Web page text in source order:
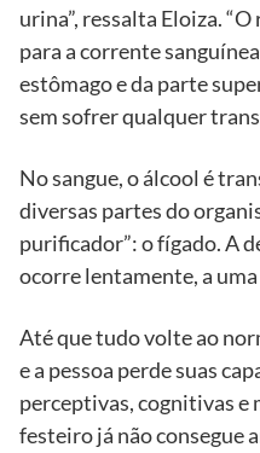
urina”, ressalta Eloiza.
para a corrente
estômago e da parte
sem sofrer qualquer
No sangue, o álcool é
diversas partes do
purificador”: o fígado. A
ocorre lentamente, a
Até que tudo volte ao
e a pessoa perde suas
perceptivas, cognitivas e
festeiro já não consegue